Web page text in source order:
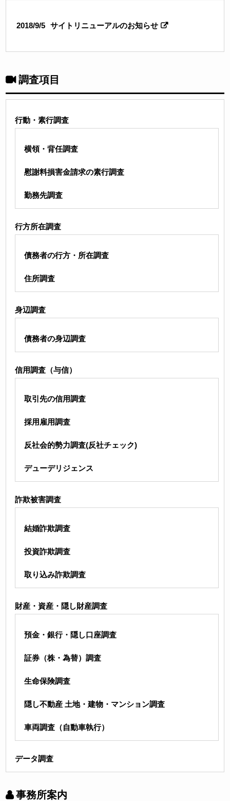
2018/9/5 サイトリニューアルのお知らせ
調査項目
行動・素行調査
横領・背任調査
慰謝料損害金請求の素行調査
勤務先調査
行方所在調査
債務者の行方・所在調査
住所調査
身辺調査
債務者の身辺調査
信用調査（与信）
取引先の信用調査
採用雇用調査
反社会的勢力調査(反社チェック)
デューデリジェンス
詐欺被害調査
結婚詐欺調査
投資詐欺調査
取り込み詐欺調査
財産・資産・隠し財産調査
預金・銀行・隠し口座調査
証券（株・為替）調査
生命保険調査
隠し不動産 土地・建物・マンション調査
車両調査（自動車執行）
データ調査
事務所案内